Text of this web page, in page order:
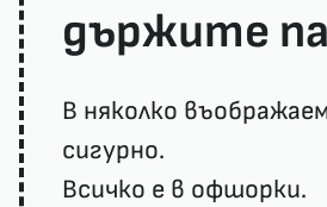
държите
В няколко
сигурно.
Всичко е в офшорки.